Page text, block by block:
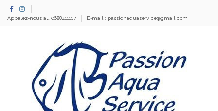
Appelez-nous au 0688411107 E-mail : passionaquaservice@gmail.com